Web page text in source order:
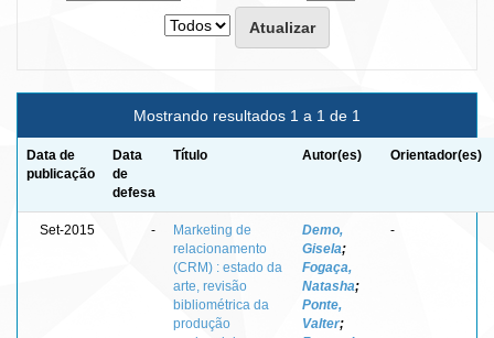
Mostrando resultados 1 a 1 de 1
Data de
publicação
Data
de
defesa
Título Autor(es) Orientador(es)
Set-2015 -
Marketing de
relacionamento
(CRM) : estado da
arte, revisão
bibliométrica da
produção
Demo,
Gisela;
Fogaça,
Natasha;
Ponte,
Valter;
-